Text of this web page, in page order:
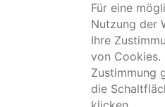
Tempo wächst, ohne Eingriffe
info@relaxtrebon.eu (+420)
Für eine
Nutzung der
Ihre
von Cookies.
Zustimmung
die